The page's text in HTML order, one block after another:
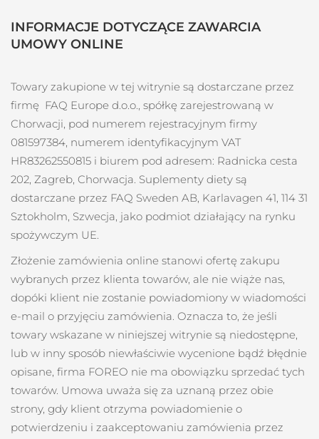
INFORMACJE DOTYCZĄCE ZAWARCIA
UMOWY ONLINE
Towary zakupione w tej witrynie są dostarczane przez
firmę FAQ Europe d.o.o., spółkę zarejestrowaną w
Chorwacji, pod numerem rejestracyjnym firmy
081597384, numerem identyfikacyjnym VAT
HR83262550815 i biurem pod adresem: Radnicka cesta
202, Zagreb, Chorwacja. Suplementy diety są
dostarczane przez FAQ Sweden AB, Karlavagen 41, 114 31
Sztokholm, Szwecja, jako podmiot działający na rynku
spożywczym UE.
Złożenie zamówienia online stanowi ofertę zakupu
wybranych przez klienta towarów, ale nie wiąże nas,
dopóki klient nie zostanie powiadomiony w wiadomości
e-mail o przyjęciu zamówienia. Oznacza to, że jeśli
towary wskazane w niniejszej witrynie są niedostępne,
lub w inny sposób niewłaściwie wycenione bądź błędnie
opisane, firma FOREO nie ma obowiązku sprzedać tych
towarów. Umowa uważa się za uznaną przez obie
strony, gdy klient otrzyma powiadomienie o
potwierdzeniu i zaakceptowaniu zamówienia przez
Rosja
Arabia Saudyjska
Oczekiwany czas dostawy
8/10/26
Singapur
Oczekiwany czas dostawy
Słowacja
Słowenia
Oczekiwany czas dostawy
8/9/26
Republika
Południowej Afryki
Oczekiwany czas dostawy
8/17/26
Korea Południowa
Oczekiwany czas dostawy
8/11/26
Hiszpania
8/9/26
Szwecja
Oczekiwany czas dostawy
Oczekiwany czas dostawy